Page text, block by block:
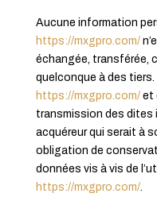
Aucune information
https://mxgpro.com/
échangée, transférée,
quelconque à des
https://mxgpro.com/et
transmission des dites
acquéreur qui serait à
obligation de
données vis à vis de
https://mxgpro.com/.